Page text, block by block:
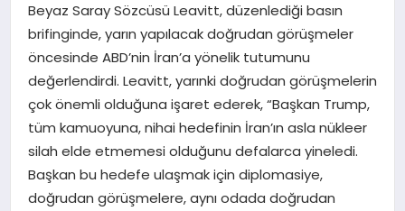
TEKNOLOJI
MAGAZIN
Beyaz Saray Sözcüsü Leavitt, düzenlediği basın
brifinginde, yarın yapılacak doğrudan görüşmeler
öncesinde ABD’nin İran’a yönelik tutumunu
değerlendirdi. Leavitt, yarınki doğrudan görüşmelerin
çok önemli olduğuna işaret ederek, “Başkan Trump,
tüm kamuoyuna, nihai hedefinin İran’ın asla nükleer
silah elde etmemesi olduğunu defalarca yineledi.
Başkan bu hedefe ulaşmak için diplomasiye,
doğrudan görüşmelere, aynı odada doğrudan